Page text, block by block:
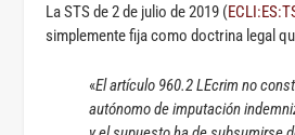
La STS de 2 de julio de 2019 (
simplemente fija como doctrina legal
«El artículo 960.2 LEcrim no
autónomo de imputación